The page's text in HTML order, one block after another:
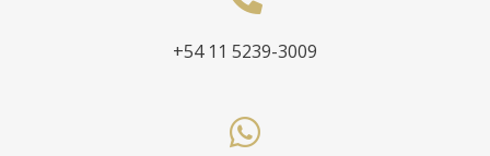
+54 11 5239-3009